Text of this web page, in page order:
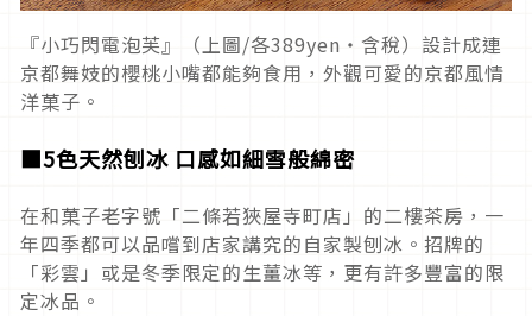
『小巧閃電泡芙』（上圖/各389yen‧含稅）設計成連
京都舞妓的櫻桃小嘴都能夠食用，外觀可愛的京都風情
洋菓子。
■5色天然刨冰 口感如細雪般綿密
在和菓子老字號「二條若狹屋寺町店」的二樓茶房，一
年四季都可以品嚐到店家講究的自家製刨冰。招牌的
「彩雲」或是冬季限定的生薑冰等，更有許多豐富的限
定冰品。